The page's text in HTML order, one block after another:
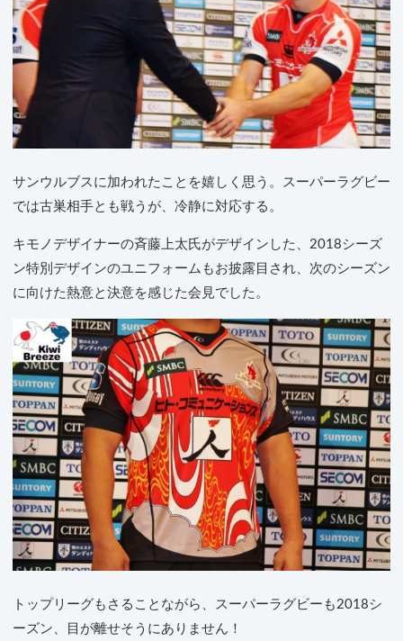
サンウルブスに加われたことを嬉しく思う。スーパーラグビー
では古巣相手とも戦うが、冷静に対応する。
キモノデザイナーの斉藤上太氏がデザインした、2018シーズ
ン特別デザインのユニフォームもお披露目され、次のシーズン
に向けた熱意と決意を感じた会見でした。
トップリーグもさることながら、スーパーラグビーも2018シ
ーズン、目が離せそうにありません！